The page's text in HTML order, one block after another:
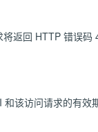
返回 HTTP 错误码
该访问请求的有效